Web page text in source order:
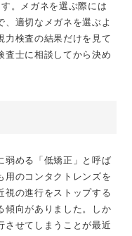
。メガネを選ぶ際には
、適切なメガネを選ぶよ
力検査の結果だけを見て
査士に相談してから決め
弱める「低矯正」と呼ば
用のコンタクトレンズを
視の進行をストップする
傾向がありました。しか
させてしまうことが最近